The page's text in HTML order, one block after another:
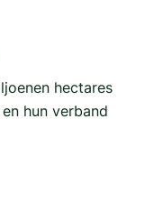
hectares
hun verband